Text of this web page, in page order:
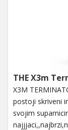
THE X3m
X3M
postoji skriveni
svojim